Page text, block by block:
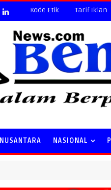
Kode Etik Tarif Iklan
NUSANTARA NASIONAL